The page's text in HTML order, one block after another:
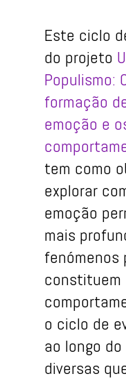
Este ciclo
do projeto
Populismo:
formação
emoção e
tem como
explorar
emoção
mais
fenómenos
constituem
o ciclo de
ao longo
diversas